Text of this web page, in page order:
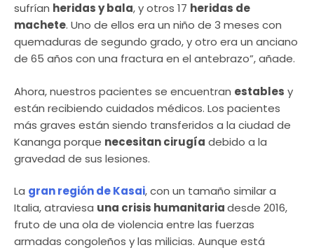
sufrían heridas y bala, y otros 17 heridas de
machete. Uno de ellos era un niño de 3 meses con
quemaduras de segundo grado, y otro era un anciano
de 65 años con una fractura en el antebrazo”, añade.
Ahora, nuestros pacientes se encuentran estables y
están recibiendo cuidados médicos. Los pacientes
más graves están siendo transferidos a la ciudad de
Kananga porque necesitan cirugía debido a la
gravedad de sus lesiones.
La gran región de Kasai, con un tamaño similar a
Italia, atraviesa una crisis humanitariadesde 2016,
fruto de una ola de violencia entre las fuerzas
armadas congoleños y las milicias. Aunque está